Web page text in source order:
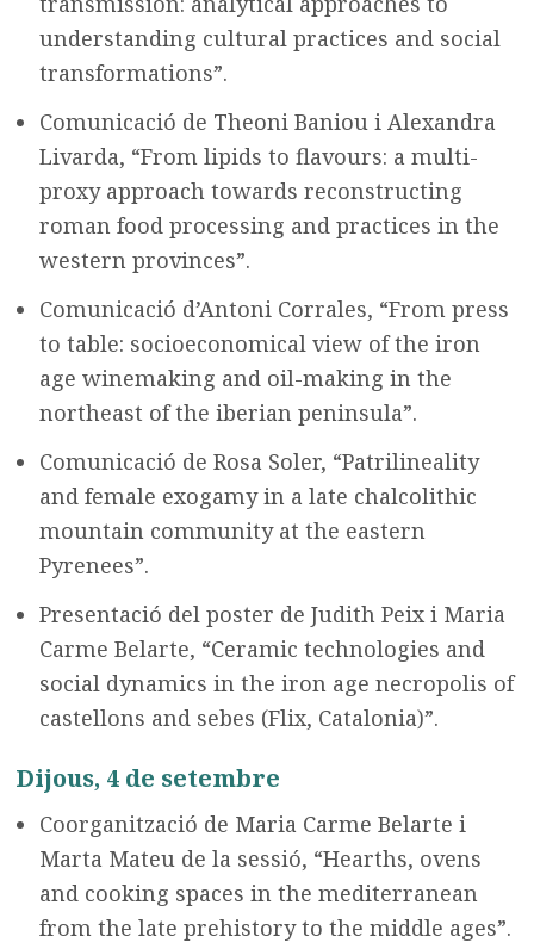
understanding cultural practices and social
transformations”.
Comunicació de Theoni Baniou i Alexandra
Livarda, “From lipids to flavours: a multi-
proxy approach towards reconstructing
roman food processing and practices in the
western provinces”.
Comunicació d’Antoni Corrales, “From press
to table: socioeconomical view of the iron
age winemaking and oil-making in the
northeast of the iberian peninsula”.
Comunicació de Rosa Soler, “Patrilineality
and female exogamy in a late chalcolithic
mountain community at the eastern
Pyrenees”.
Presentació del poster de Judith Peix i Maria
Carme Belarte, “Ceramic technologies and
social dynamics in the iron age necropolis of
castellons and sebes (Flix, Catalonia)”.
Dijous, 4 de setembre
Coorganització de Maria Carme Belarte i
Marta Mateu de la sessió, “Hearths, ovens
and cooking spaces in the mediterranean
from the late prehistory to the middle ages”.